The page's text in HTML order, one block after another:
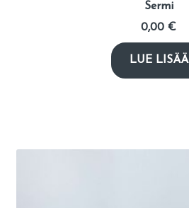
Sermi
0,00 €
LUE LISÄÄ